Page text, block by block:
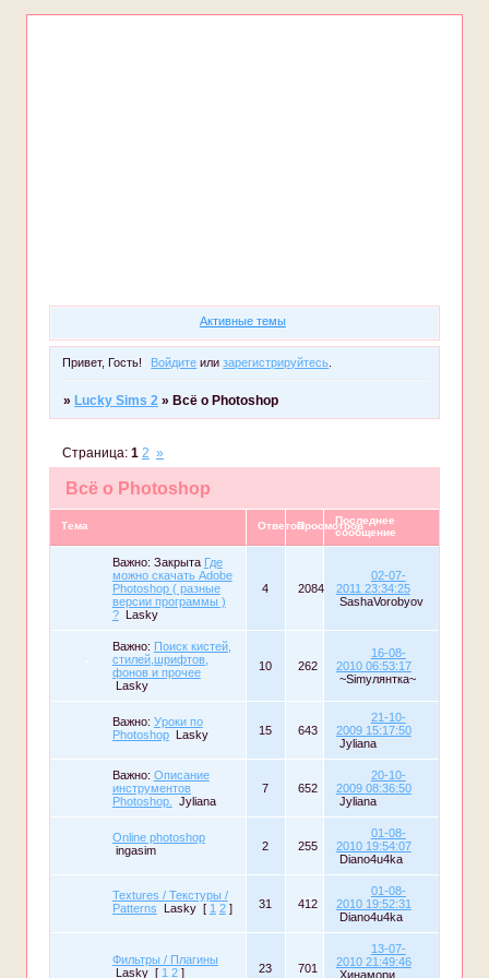
Активные темы
Привет, Гость! Войдите илизарегистрируйтесь.
» Lucky Sims 2 » Всё о Photoshop
Всё о Photoshop
Страница: 1 2 »
Тема ОтветовПросмотровПоследнее
сообщение
Важно: Закрыта Где
можно скачать Adobe
Photoshop ( разные
версии программы )
?
Lasky
4 2084
02-07-
2011 23:34:25
SashaVorobyov
Важно: Поиск кистей,
стилей,шрифтов,
фонов и прочее
Lasky
10 262
16-08-
2010 06:53:17
~Simулянтка~
Важно: Уроки по
Photoshop
Lasky 15 643
21-10-
2009 15:17:50
Jyliana
Важно: Описание
инструментов
Photoshop.
Jyliana
7 652
20-10-
2009 08:36:50
Jyliana
Online photoshop
ingasim
2 255
01-08-
2010 19:54:07
Diano4u4ka
Textures / Текстуры /
Patterns
Lasky [ 1 2 ] 31 412
01-08-
2010 19:52:31
Diano4u4ka
Фильтры / Плагины
Lasky
[ 1 2 ] 23 701
13-07-
2010 21:49:46
Хинамори